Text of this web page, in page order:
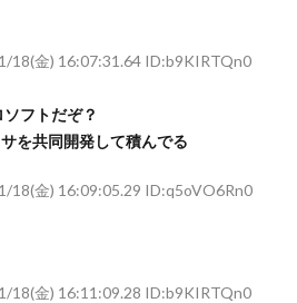
18(金) 16:07:31.64 ID:b9KIRTQn0
フトだぞ？
を共同開発して積んでる
18(金) 16:09:05.29 ID:q5oVO6Rn0
18(金) 16:11:09.28 ID:b9KIRTQn0